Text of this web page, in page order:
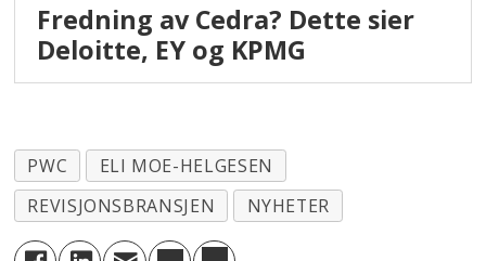
Fredning av Cedra? Dette sier
Deloitte, EY og KPMG
PWC
ELI MOE-HELGESEN
REVISJONSBRANSJEN
NYHETER